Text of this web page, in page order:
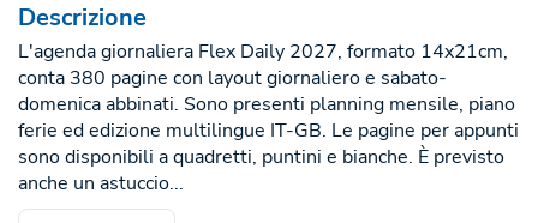
Descrizione
L'agenda giornaliera Flex Daily 2027, formato 14x21cm,
conta 380 pagine con layout giornaliero e sabato-
domenica abbinati. Sono presenti planning mensile, piano
ferie ed edizione multilingue IT-GB. Le pagine per appunti
sono disponibili a quadretti, puntini e bianche. È previsto
anche un astuccio...